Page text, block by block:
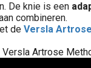
De knie is een
combineren.
de Versla
Artrose